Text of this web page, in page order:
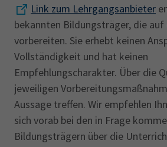
Link zum Lehrgangsanbieter
bekannten Bildungsträger, die
vorbereiten. Sie erhebt keinen
Vollständigkeit und hat keinen
Empfehlungscharakter. Über die
jeweiligen
Aussage treffen. Wir empfehlen
sich vorab bei den in Frage
Bildungsträgern über die